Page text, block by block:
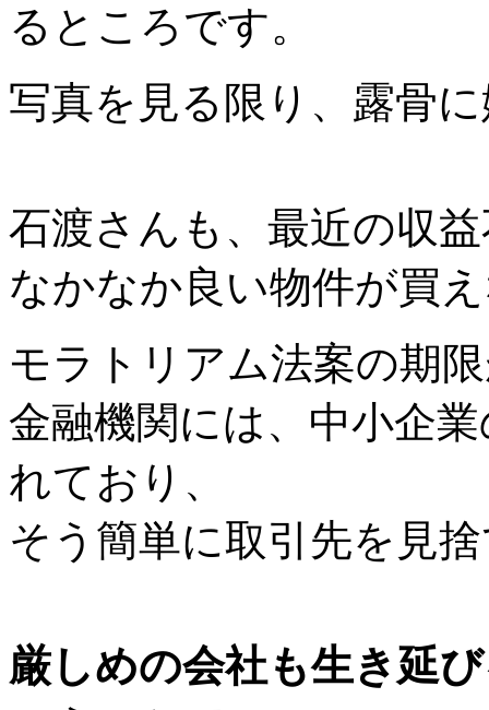
るところです。
写真を見る限り、露骨
石渡さんも、最近の収
なかなか良い物件が買
モラトリアム法案の期
金融機関には、中小企
れており、
そう簡単に取引先を見
厳しめの会社も生き延